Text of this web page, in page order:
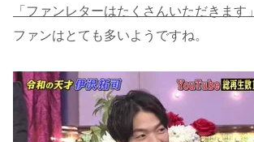
「ファンレターはたくさんいただきます」
ファンはとても多いようですね。